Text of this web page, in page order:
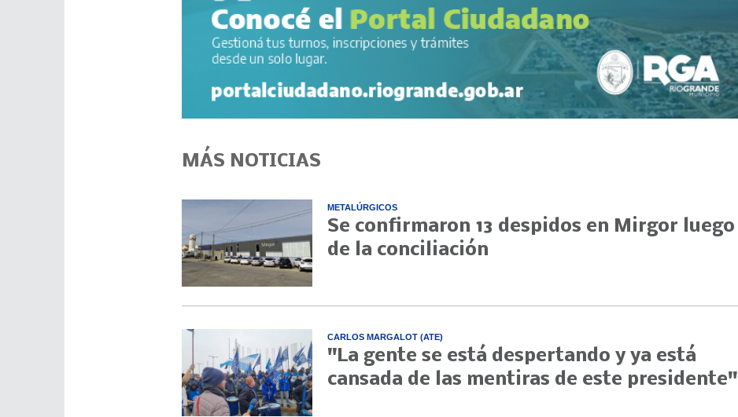
MÁS NOTICIAS
METALÚRGICOS
Se confirmaron 13 despidos en Mirgor luego
de la conciliación
CARLOS MARGALOT (ATE)
"La gente se está despertando y ya está
cansada de las mentiras de este presidente"